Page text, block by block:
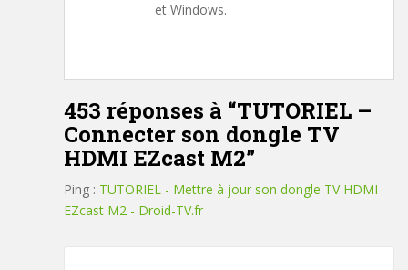
et Windows.
453 réponses à “TUTORIEL –
Connecter son dongle TV
HDMI EZcast M2”
Ping : TUTORIEL - Mettre à jour son dongle TV HDMI
EZcast M2 - Droid-TV.fr